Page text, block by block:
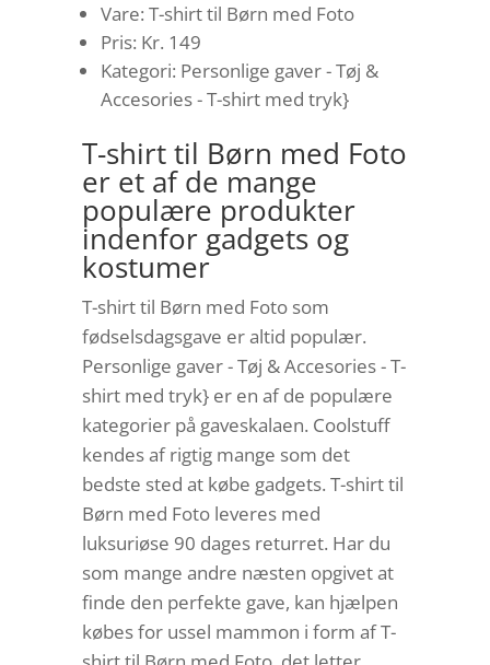
Vare: T-shirt til Børn med Foto
Pris: Kr. 149
Kategori: Personlige gaver - Tøj &
Accesories - T-shirt med tryk}
T-shirt til Børn med Foto
er et af de mange
populære produkter
indenfor gadgets og
kostumer
T-shirt til Børn med Foto som
fødselsdagsgave er altid populær.
Personlige gaver - Tøj & Accesories - T-
shirt med tryk} er en af de populære
kategorier på gaveskalaen. Coolstuff
kendes af rigtig mange som det
bedste sted at købe gadgets. T-shirt til
Børn med Foto leveres med
luksuriøse 90 dages returret. Har du
som mange andre næsten opgivet at
finde den perfekte gave, kan hjælpen
købes for ussel mammon i form af T-